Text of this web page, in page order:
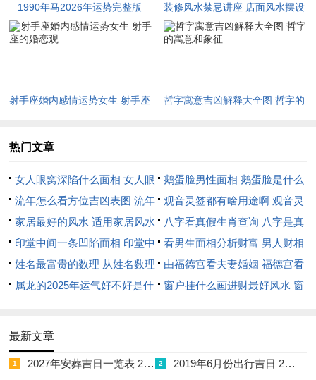
疾厄宫受冲，火旺克金，那呼吸为你与心血管易亮红灯，且「血
刃」星临门，意外伤灾风险增高，以午火值刑，那精神焦虑衍生
煞，引安宁入命，太岁方正南置「瑞兽迎祥」摆件，可镇五黄煞
气。
五行通关，需以水火既济之法平衡命局，那开运当从佩戴与风水
双管齐下，佩戴方面「祥安阁联吉红绳」专化值太岁之厄，其红
凶。
1990年马2026年运势完整版
1990年马2026年运势及运程
装修风水禁忌讲座 店面风水摆设
射手座婚内感情运势女生 射手座
哲字寓意吉凶解释大全图 哲字的
热门文章
女人眼窝深陷什么面相 女人眼
窝深陷是短命相吗
鹅蛋脸男性面相 鹅蛋脸是什么
脸型男性
流年怎么看方位吉凶表图 流年
位置怎么看
观音灵签都有啥用途啊 观音灵
签全部签签词
家居最好的风水 适用家居风水
八字看真假生肖查询 八字是真
还是假
印堂中间一条凹陷面相 印堂中
间有条线沟好不好
看男生面相分析财富 男人财相
从哪里看
姓名最富贵的数理 从姓名数理
看富豪
由福德宫看夫妻婚姻 福德宫看
配偶生肖
属龙的2025年运气好不好是什
2025年属龙人的全年运势
窗户挂什么画进财最好风水 窗
最新文章
1 2027年安葬吉日一览表 2027年12月安葬吉日一览表 2 2019年6月份出行吉日 2027年6月出行吉日一览表